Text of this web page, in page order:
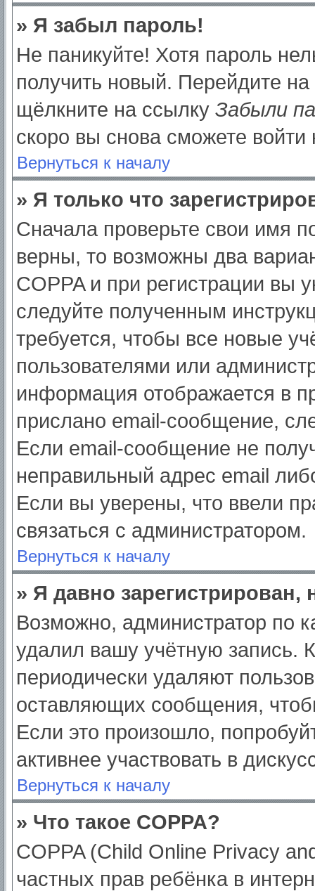
» Я забыл пароль!
Не паникуйте! Хотя пароль
получить новый. Перейдите
щёлкните на ссылку Забыли
скоро вы снова сможете
Вернуться к началу
» Я только что
Сначала проверьте свои имя
верны, то возможны два
COPPA и при регистрации вы
следуйте полученным
требуется, чтобы все новые
пользователями или
информация отображается в
прислано email-сообщение,
Если email-сообщение не
неправильный адрес email
Если вы уверены, что ввели
связаться с администратором.
Вернуться к началу
» Я давно
Возможно, администратор по
удалил вашу учётную запись.
периодически удаляют
оставляющих сообщения,
Если это произошло,
активнее участвовать в
Вернуться к началу
» Что такое COPPA?
COPPA (Child Online Privacy
частных прав ребёнка в